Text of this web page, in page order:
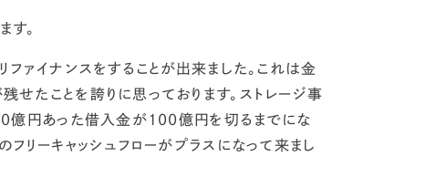
す。
ァイナンスをすることが出来ました。 これは金
たことを誇りに思っております。 ストレージ事
億円あった借入金が100億円を切るまでにな
フリーキャッシュフローがプラスになって来まし